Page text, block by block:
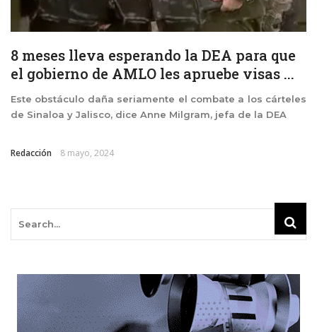
8 meses lleva esperando la DEA para que
el gobierno de AMLO les apruebe visas ...
Este obstáculo daña seriamente el combate a los cárteles
de Sinaloa y Jalisco, dice Anne Milgram, jefa de la DEA
Redacción 8 mayo, 2024